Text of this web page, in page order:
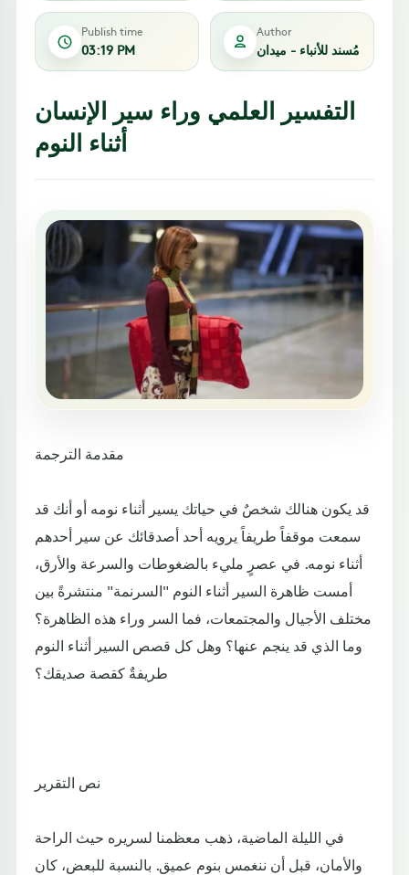
Publish time
03:19 PM
Author
مُسند للأنباء - ميدان
التفسير العلمي وراء سير الإنسان
أثناء النوم
مقدمة الترجمة
قد يكون هنالك شخصٌ في حياتك يسير أثناء نومه أو أنك قد
سمعت موقفاً طريفاً يرويه أحد أصدقائك عن سير أحدهم
أثناء نومه. في عصرٍ مليء بالضغوطات والسرعة والأرق،
أمست ظاهرة السير أثناء النوم "السرنمة" منتشرةً بين
مختلف الأجيال والمجتمعات، فما السر وراء هذه الظاهرة؟
وما الذي قد ينجم عنها؟ وهل كل قصص السير أثناء النوم
طريفةٌ كقصة صديقك؟
نص التقرير
في الليلة الماضية، ذهب معظمنا لسريره حيث الراحة
والأمان، قبل أن ننغمس بنومٍ عميقٍ. بالنسبة للبعض، كان